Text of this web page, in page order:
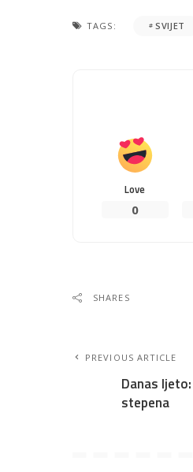
TAGS: SVIJET
Love
0
SHARES
PREVIOUS ARTICLE
Danas
stepena